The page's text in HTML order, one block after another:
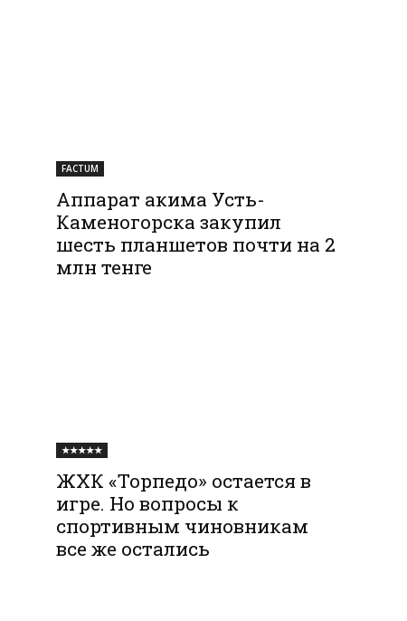
FACTUM
Аппарат акима Усть-
Каменогорска закупил
шесть планшетов почти на 2
млн тенге
★★★★★
ЖХК «Торпедо» остается в
игре. Но вопросы к
спортивным чиновникам
все же остались